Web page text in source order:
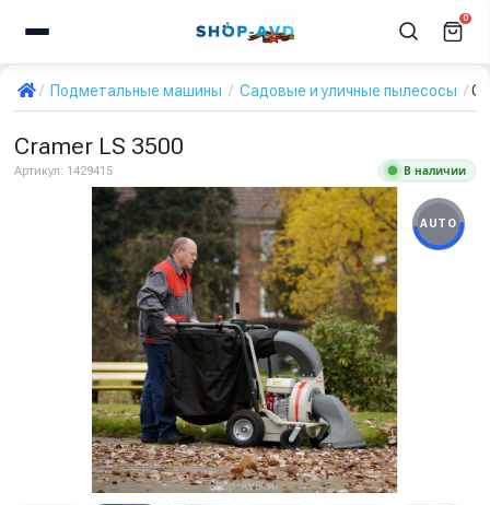
0
Подметальные машины Садовые и уличные пылесосы
Cramer LS 3500
Артикул: 1429415 В наличии
AUTO